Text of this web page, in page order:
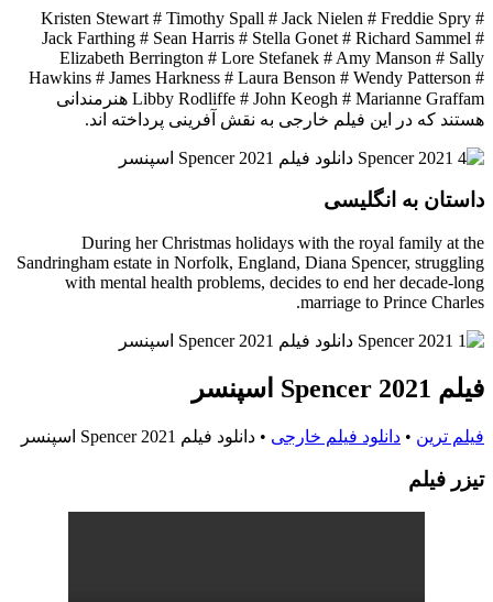
Kristen Stewart # Timothy Spall # Jack Nielen # Freddie Spry #
Jack Farthing # Sean Harris # Stella Gonet # Richard Sammel #
Elizabeth Berrington # Lore Stefanek # Amy Manson # Sally
Hawkins # James Harkness # Laura Benson # Wendy Patterson #
Libby Rodliffe # John Keogh # Marianne Graffam هنرمندانی
هستند که در این فیلم خارجی به نقش آفرینی پرداخته اند.
داستان به انگلیسی
During her Christmas holidays with the royal family at the
Sandringham estate in Norfolk, England, Diana Spencer, struggling
with mental health problems, decides to end her decade-long
marriage to Prince Charles.
فیلم Spencer 2021 اسپنسر
فیلم ترین • دانلود فیلم خارجی • دانلود فیلم Spencer 2021 اسپنسر
تيزر فيلم